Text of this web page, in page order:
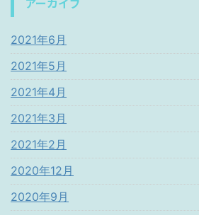
2021年6月
2021年5月
2021年4月
2021年3月
2021年2月
2020年12月
2020年9月